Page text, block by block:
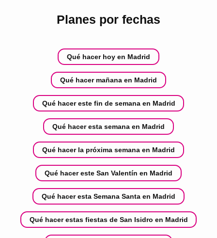
Planes por fechas
Qué hacer hoy en Madrid
Qué hacer mañana en Madrid
Qué hacer este fin de semana en Madrid
Qué hacer esta semana en Madrid
Qué hacer la próxima semana en Madrid
Qué hacer este San Valentín en Madrid
Qué hacer esta Semana Santa en Madrid
Qué hacer estas fiestas de San Isidro en Madrid